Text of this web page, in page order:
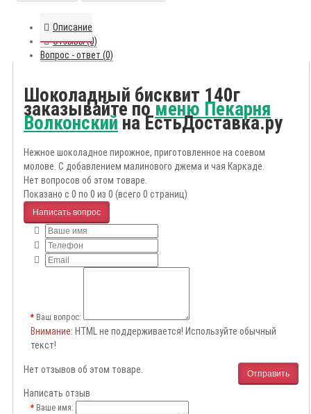
Описание
Отзывы (0)
Вопрос - ответ (0)
Шоколадный бисквит 140г
заказывайте поменю Пекарня
Волконскийна ЕстьДоставка.ру
Нежное шоколадное пирожное, приготовленное на соевом
молове. С добавлением малинового джема и чая Каркаде.
Нет вопросов об этом товаре.
Показано с 0 по 0 из 0 (всего 0 страниц)
Написать вопрос
Ваш вопрос:
Внимание: HTML не поддерживается! Используйте обычный
текст!
Отправить
Нет отзывов об этом товаре.
Написать отзыв
Ваше имя: